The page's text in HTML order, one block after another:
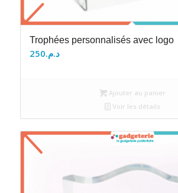
Trophées personnalisés avec logo
د.م.250
Ajouter au panier
Voir les détails